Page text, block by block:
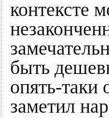
контексте
быть
опять-
заметил